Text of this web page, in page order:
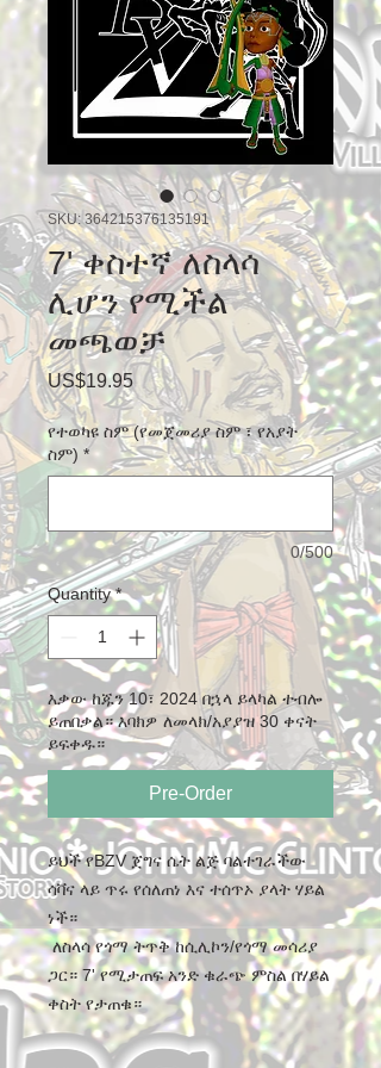
SKU: 364215376135191
7' ቀስተኛ ለስላሳ
ሊሆን የሚችል
መጫወቻ
US$19.95Price
የተወካዩ ስም (የመጀመሪያ ስም ፣ የአያት
ስም) *
0/500
Quantity *
እቃው ከጁን 10፣ 2024 በኋላ ይላካል ተብሎ
ይጠበቃል። እባክዎ ለመላክ/አያያዝ 30 ቀናት
ይፍቀዱ።
Pre-Order
ይህች የBZV ጀግና ሴት ልጅ ባልተገራችው
ሳቫና ላይ ጥሩ የሰለጠነ እና ተሰጥኦ ያላት ሃይል
ነች።
ለስላሳ የጎማ ትጥቅ ከሲሊኮን/የጎማ መሳሪያ
ጋር። 7' የሚታጠፍ አንድ ቁራጭ ምስል በሃይል
ቀስት የታጠቁ።